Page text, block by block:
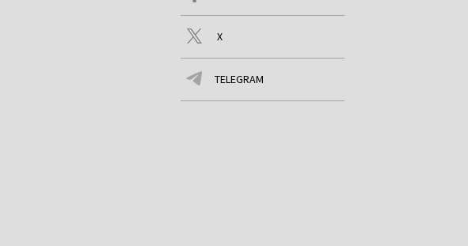
X
TELEGRAM